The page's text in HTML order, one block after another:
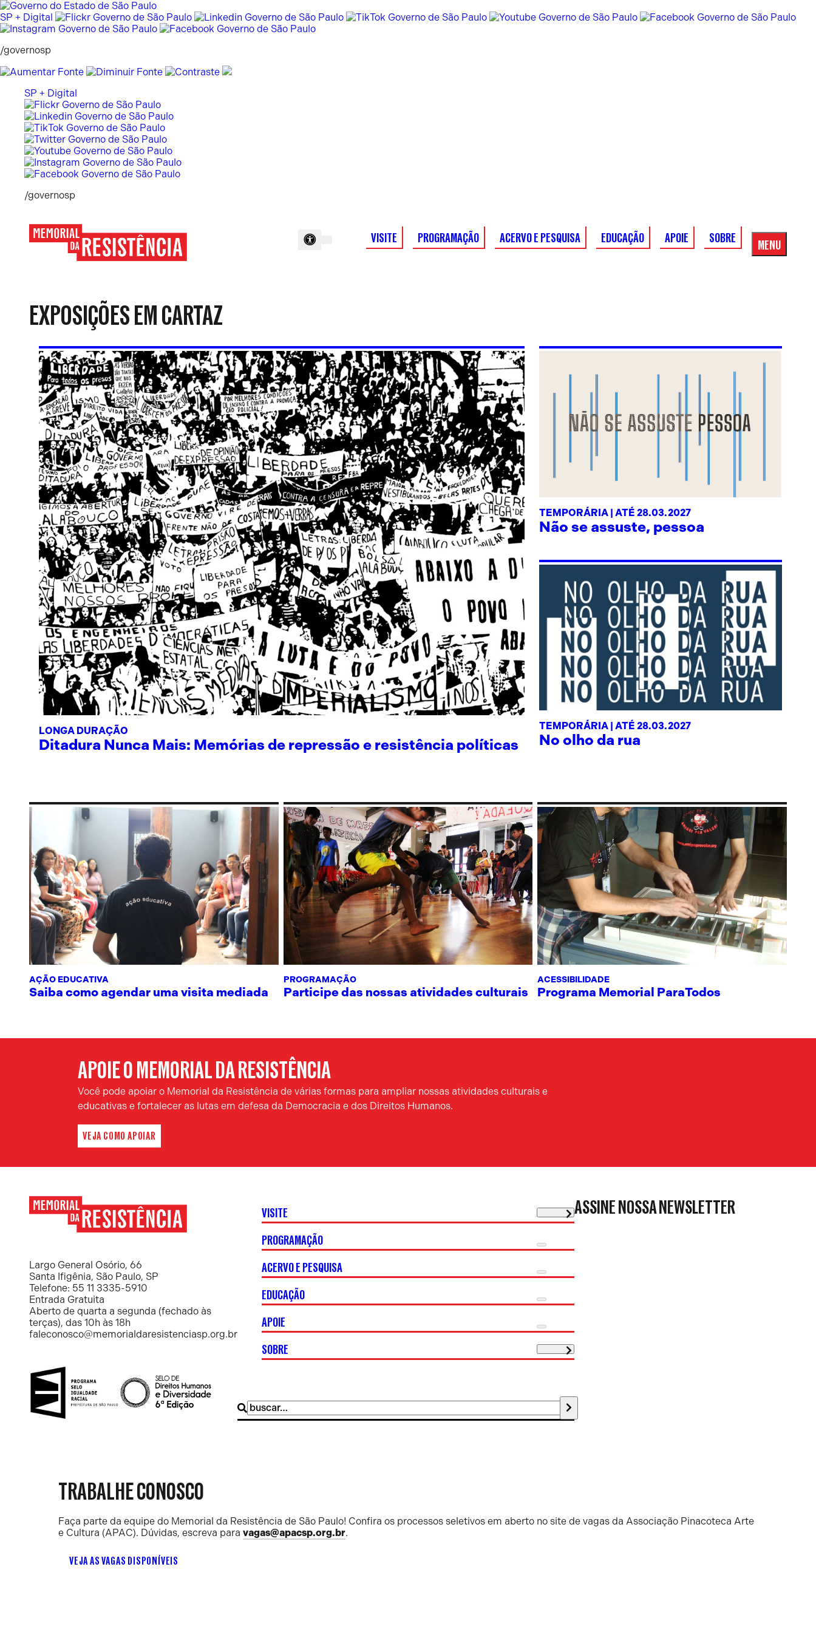
Pular
para
o
SP + Digital
/governosp
SP + Digital
/governosp
VISITE PROGRAMAÇÃO ACERVO E PESQUISA EDUCAÇÃO APOIE SOBRE MENU
Menu
EXPOSIÇÕES EM CARTAZ
LONGA DURAÇÃO
Ditadura Nunca Mais: Memórias de repressão e resistência políticas
TEMPORÁRIA | ATÉ 28.03.2027
Não se assuste, pessoa
TEMPORÁRIA | ATÉ 28.03.2027
No olho da rua
AÇÃO EDUCATIVA
Saiba como agendar uma visita mediada
PROGRAMAÇÃO
Participe das nossas atividades culturais
ACESSIBILIDADE
Programa Memorial ParaTodos
APOIE O MEMORIAL DA RESISTÊNCIA
Você pode apoiar o Memorial da Resistência de várias formas para ampliar nossas atividades culturais e
educativas e fortalecer as lutas em defesa da Democracia e dos Direitos Humanos.
VEJA COMO APOIAR
Resistência
Largo General Osório, 66
Santa Ifigênia, São Paulo, SP
Telefone: 55 11 3335-5910
Entrada Gratuita
Aberto de quarta a segunda (fechado às
terças), das 10h às 18h
faleconosco@memorialdaresistenciasp.org.br
Buscar
por:
VISITE
PROGRAMAÇÃO
ACERVO E PESQUISA
EDUCAÇÃO
APOIE
SOBRE
ASSINE NOSSA NEWSLETTER
TRABALHE CONOSCO
Faça parte da equipe do Memorial da Resistência de São Paulo! Confira os processos seletivos em aberto no site de vagas da Associação Pinacoteca Arte
e Cultura (APAC). Dúvidas, escreva para vagas@apacsp.org.br.
VEJA AS VAGAS DISPONÍVEIS